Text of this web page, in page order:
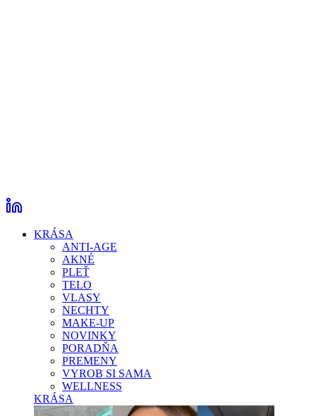
KRÁSA
ANTI-AGE
AKNÉ
PLEŤ
TELO
VLASY
NECHTY
MAKE-UP
NOVINKY
PORADŇA
PREMENY
VYROB SI SAMA
WELLNESS
KRÁSA